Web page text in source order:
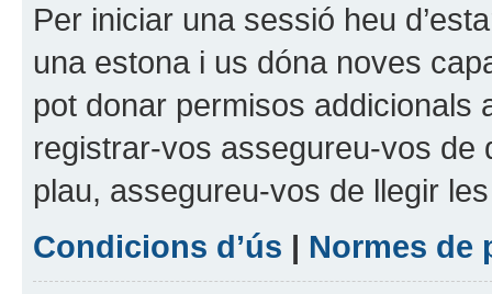
Per iniciar una sessió heu
una estona i us dóna noves
pot donar permisos addicionals
registrar-vos assegureu-vos de
plau, assegureu-vos de llegir
Condicions d’ús | Normes de